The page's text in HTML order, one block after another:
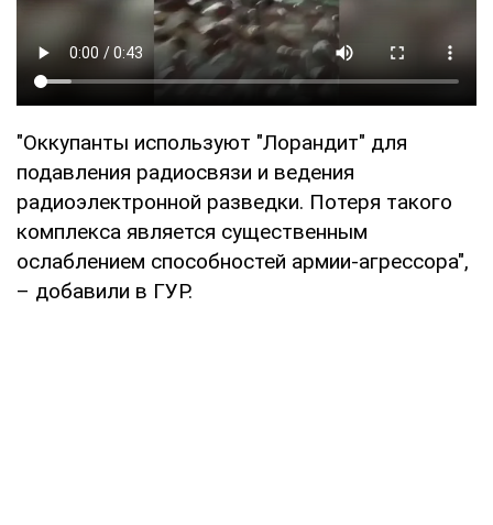
"Оккупанты используют "Лорандит" для
подавления радиосвязи и ведения
радиоэлектронной разведки. Потеря такого
комплекса является существенным
ослаблением способностей армии-агрессора",
– добавили в ГУР.